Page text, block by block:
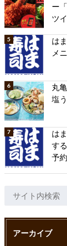
ー
ツ
は
メ
丸
塩
は
す
予
アーカイブ